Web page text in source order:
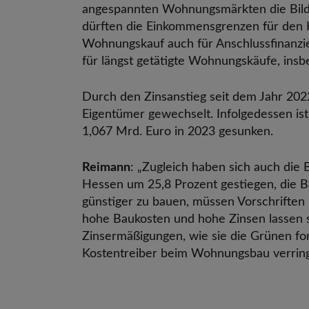
angespannten Wohnungsmärkten die
dürften die Einkommensgrenzen für
Wohnungskauf auch für
für längst getätigte Wohnungskäufe,
Durch den Zinsanstieg seit dem Jahr
Eigentümer gewechselt. Infolgedessen
1,067 Mrd. Euro in 2023 gesunken.
Reimann: „Zugleich haben sich auch
Hessen um 25,8 Prozent gestiegen, die
günstiger zu bauen, müssen
hohe Baukosten und hohe Zinsen
Zinsermäßigungen, wie sie die Grünen
Kostentreiber beim Wohnungsbau